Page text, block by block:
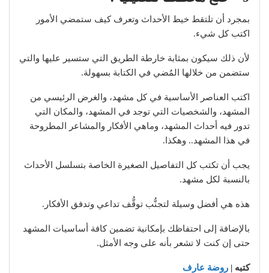
بمجرد أن تلتقط خيط الأحداث وتعرف كيف ستمضي الأمور
اكتب كل شيء.
لأن ذلك سيكون بمثابة خارطة الطريق التي ستسير عليها والتي
ستضمن من خلالها المُضي في الكتابة بسهولة.
اكتب العناصر الأساسية في كل مشهد، والغرض الرئيسي من
المشهد، والشخصيات التي توجد في المشهد، والمكان التي
تدور فيه أحداث المشهد، وماهي الأفكار والمشاعر المطروحة
في هذا المشهد.. وهكذا.
يجب أن تكتب كل التفاصيل الصغيرة الخاصة بتسلسل الأحداث
بالنسبة لكل مشهد.
هذه هي أفضل وسيلة لتجنُّب توقُّف تداعي وتدفق الأفكار.
بالإضافة إلى احتفاظك بإمكانية تضمين كافة أساسيات المشهد
حتى إن كنت لا تشعر بأنه على وجه الأمثل.
كتبه | روضة عارف